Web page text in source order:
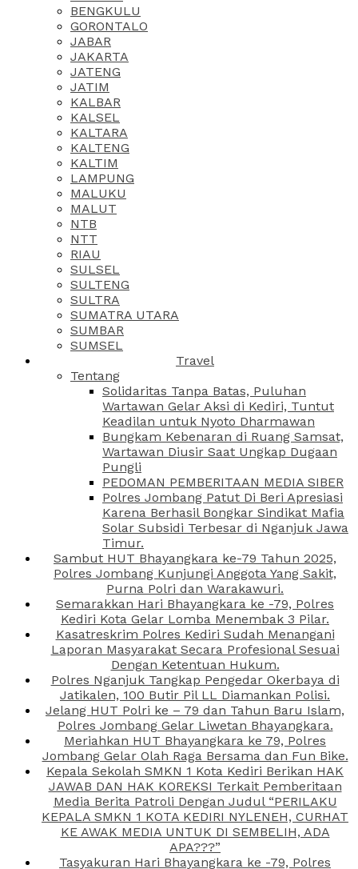
BENGKULU
GORONTALO
JABAR
JAKARTA
JATENG
JATIM
KALBAR
KALSEL
KALTARA
KALTENG
KALTIM
LAMPUNG
MALUKU
MALUT
NTB
NTT
RIAU
SULSEL
SULTENG
SULTRA
SUMATRA UTARA
SUMBAR
SUMSEL
Travel
Tentang
Solidaritas Tanpa Batas, Puluhan
Wartawan Gelar Aksi di Kediri, Tuntut
Keadilan untuk Nyoto Dharmawan
Bungkam Kebenaran di Ruang Samsat,
Wartawan Diusir Saat Ungkap Dugaan
Pungli
PEDOMAN PEMBERITAAN MEDIA SIBER
Polres Jombang Patut Di Beri Apresiasi
Karena Berhasil Bongkar Sindikat Mafia
Solar Subsidi Terbesar di Nganjuk Jawa
Timur.
Sambut HUT Bhayangkara ke-79 Tahun 2025,
Polres Jombang Kunjungi Anggota Yang Sakit,
Purna Polri dan Warakawuri.
Semarakkan Hari Bhayangkara ke -79, Polres
Kediri Kota Gelar Lomba Menembak 3 Pilar.
Kasatreskrim Polres Kediri Sudah Menangani
Laporan Masyarakat Secara Profesional Sesuai
Dengan Ketentuan Hukum.
Polres Nganjuk Tangkap Pengedar Okerbaya di
Jatikalen, 100 Butir Pil LL Diamankan Polisi.
Jelang HUT Polri ke – 79 dan Tahun Baru Islam,
Polres Jombang Gelar Liwetan Bhayangkara.
Meriahkan HUT Bhayangkara ke 79, Polres
Jombang Gelar Olah Raga Bersama dan Fun Bike.
Kepala Sekolah SMKN 1 Kota Kediri Berikan HAK
JAWAB DAN HAK KOREKSI Terkait Pemberitaan
Media Berita Patroli Dengan Judul “PERILAKU
KEPALA SMKN 1 KOTA KEDIRI NYLENEH, CURHAT
KE AWAK MEDIA UNTUK DI SEMBELIH, ADA
APA???”
Tasyakuran Hari Bhayangkara ke -79, Polres